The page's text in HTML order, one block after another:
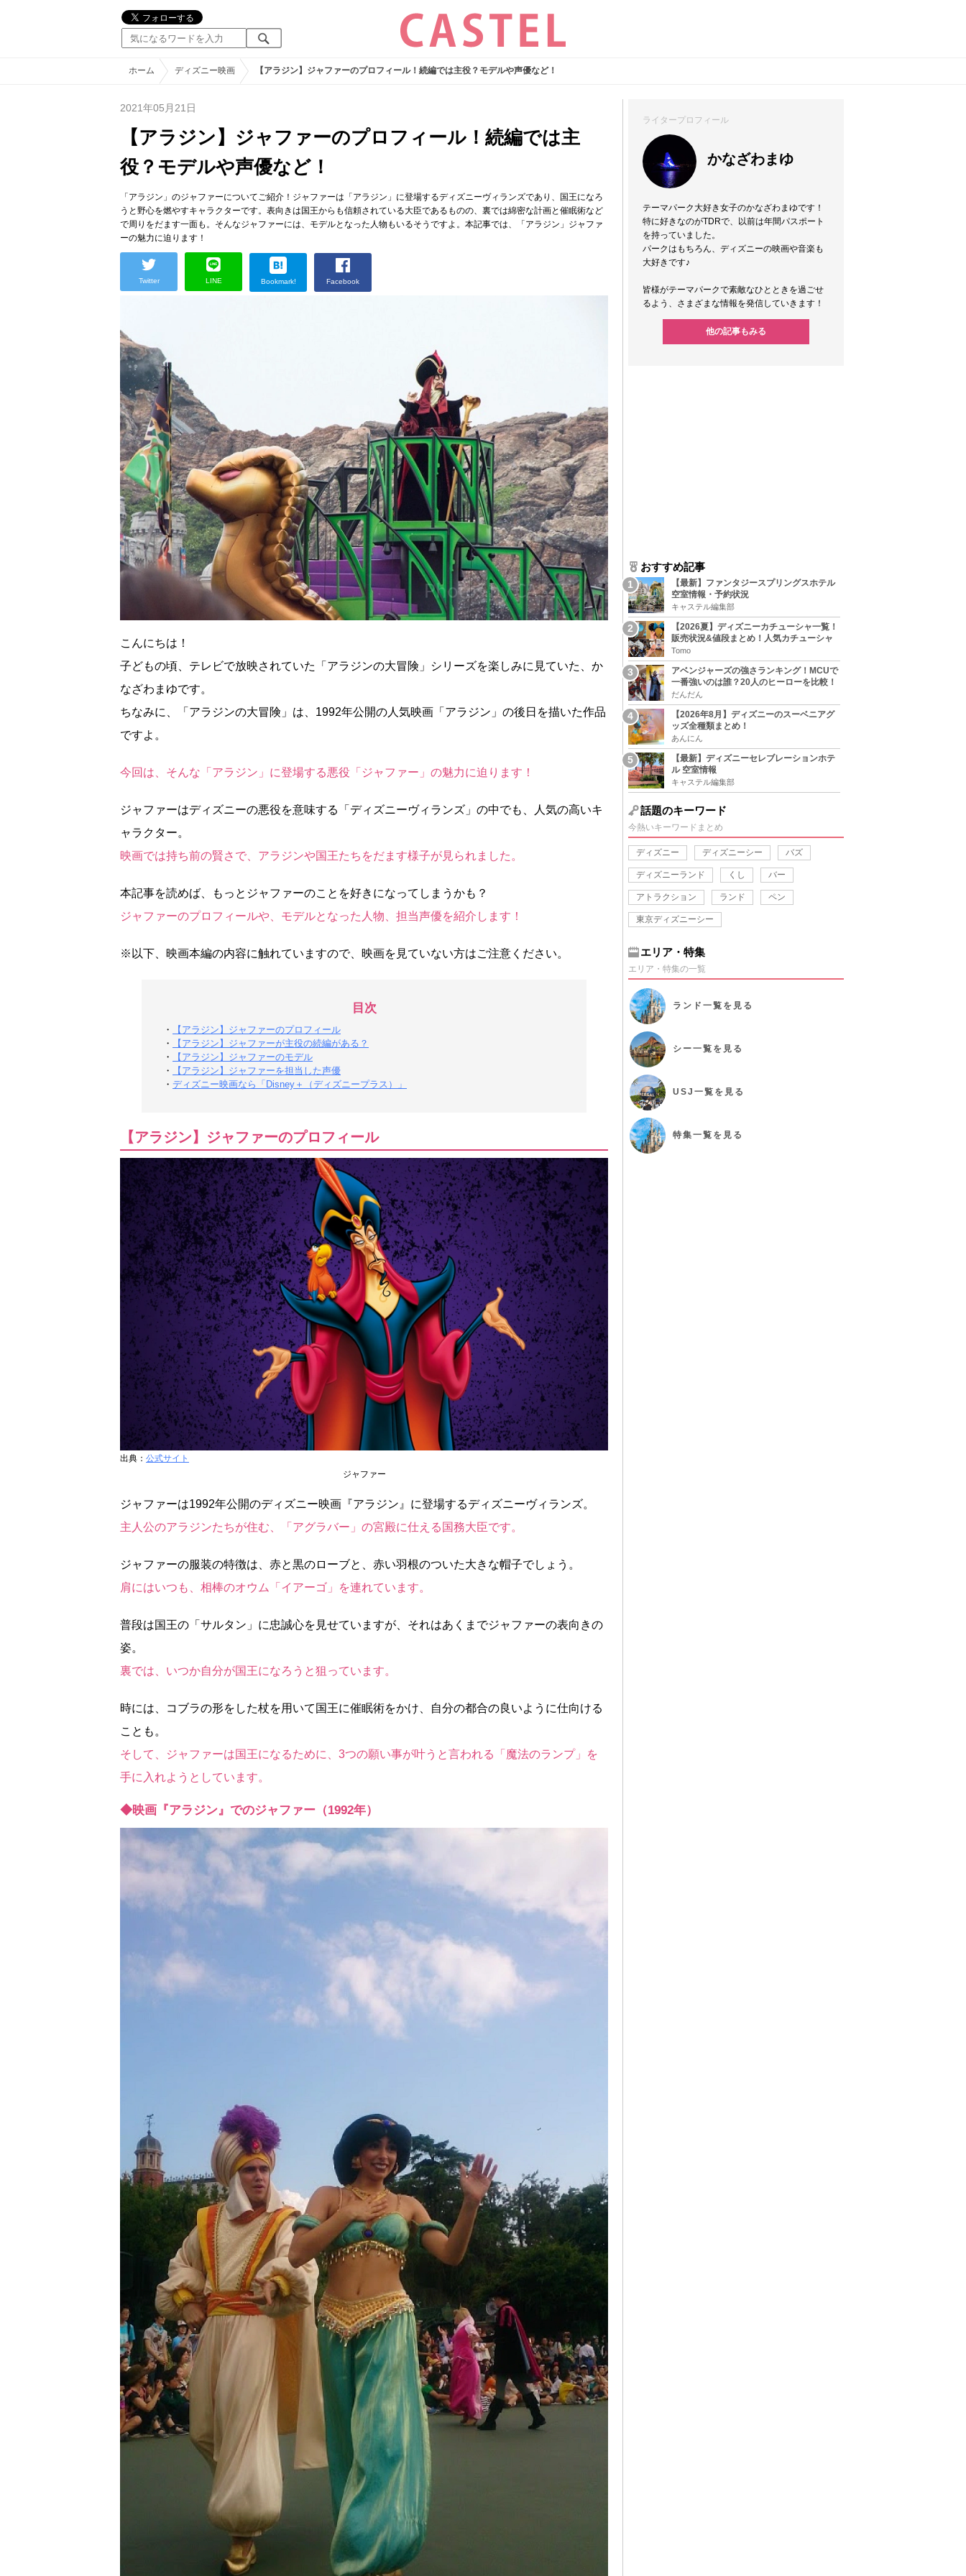
ホーム ディズニー映画 【アラジン】ジャファーのプロフィール！続編では主役？モデルや声優など！
2021年05月21日
【アラジン】ジャファーのプロフィール！続編では主
役？モデルや声優など！
「アラジン」のジャファーについてご紹介！ジャファーは「アラジン」に登場するディズニーヴィランズであり、国王になろ
うと野心を燃やすキャラクターです。表向きは国王からも信頼されている大臣であるものの、裏では綿密な計画と催眠術など
で周りをだます一面も。そんなジャファーには、モデルとなった人物もいるそうですよ。本記事では、「アラジン」ジャファ
ーの魅力に迫ります！
Twitter LINE Bookmark! Facebook
こんにちは！
子どもの頃、テレビで放映されていた「アラジンの大冒険」シリーズを楽しみに見ていた、か
なざわまゆです。
ちなみに、「アラジンの大冒険」は、1992年公開の人気映画「アラジン」の後日を描いた作品
ですよ。
今回は、そんな「アラジン」に登場する悪役「ジャファー」の魅力に迫ります！
ジャファーはディズニーの悪役を意味する「ディズニーヴィランズ」の中でも、人気の高いキ
ャラクター。
映画では持ち前の賢さで、アラジンや国王たちをだます様子が見られました。
本記事を読めば、もっとジャファーのことを好きになってしまうかも？
ジャファーのプロフィールや、モデルとなった人物、担当声優を紹介します！
※以下、映画本編の内容に触れていますので、映画を見ていない方はご注意ください。
目次
・
【アラジン】ジャファーのプロフィール
・
【アラジン】ジャファーが主役の続編がある？
・
【アラジン】ジャファーのモデル
・
【アラジン】ジャファーを担当した声優
・ ディズニー映画なら「Disney＋（ディズニープラス）」
【アラジン】ジャファーのプロフィール
出典： 公式サイト
ジャファー
ジャファーは1992年公開のディズニー映画『アラジン』に登場するディズニーヴィランズ。
主人公のアラジンたちが住む、「アグラバー」の宮殿に仕える国務大臣です。
ジャファーの服装の特徴は、赤と黒のローブと、赤い羽根のついた大きな帽子でしょう。
肩にはいつも、相棒のオウム「イアーゴ」を連れています。
普段は国王の「サルタン」に忠誠心を見せていますが、それはあくまでジャファーの表向きの
姿。
裏では、いつか自分が国王になろうと狙っています。
時には、コブラの形をした杖を用いて国王に催眠術をかけ、自分の都合の良いように仕向ける
ことも。
そして、ジャファーは国王になるために、3つの願い事が叶うと言われる「魔法のランプ」を
手に入れようとしています。
◆映画『アラジン』でのジャファー（1992年）
ライタープロフィール
かなざわまゆ
テーマパーク大好き女子のかなざわまゆです！
特に好きなのがTDRで、以前は年間パスポート
を持っていました。
パークはもちろん、ディズニーの映画や音楽も
大好きです♪
皆様がテーマパークで素敵なひとときを過ごせ
るよう、さまざまな情報を発信していきます！
他の記事もみる
おすすめ記事
【最新】ファンタジースプリングスホテル
空室情報・予約状況
キャステル編集部
【2026夏】ディズニーカチューシャ一覧！
販売状況&値段まとめ！人気カチューシャ
をチェック
Tomo
アベンジャーズの強さランキング！MCUで
一番強いのは誰？20人のヒーローを比較！
だんだん
【2026年8月】ディズニーのスーベニアグ
ッズ全種類まとめ！
あんにん
【最新】ディズニーセレブレーションホテ
ル 空室情報
キャステル編集部
話題のキーワード
今熱いキーワードまとめ
ディズニー ディズニーシー バズ
ディズニーランド くし バー
アトラクション ランド ペン
東京ディズニーシー
エリア・特集
エリア・特集の一覧
ランド 一覧を見る
シー一覧を見る
USJ 一覧を見る
特集一覧を見る